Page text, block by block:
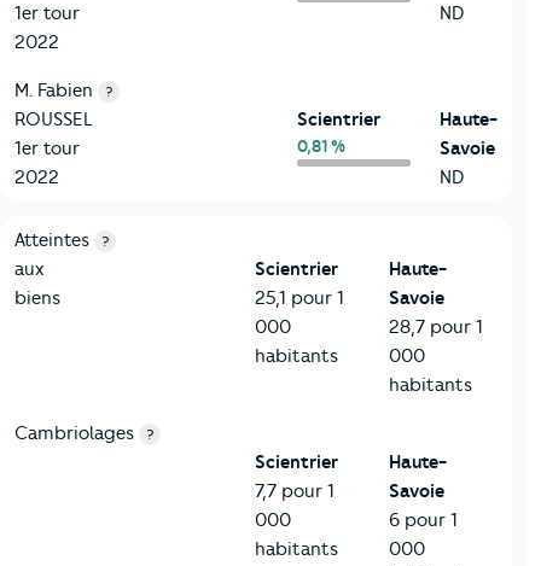
1er tour
2022
ND
M. Fabien
ROUSSEL
1er tour
2022
?
Scientrier
0,81 %
Haute-
Savoie
ND
7-Sécurité
Critères
Atteintes
aux
biens
?
Scientrier
25,1 pour 1
000
habitants
Haute-
Savoie
28,7 pour 1
000
habitants
Cambriolages ?
Scientrier
7,7 pour 1
000
habitants
Haute-
Savoie
6 pour 1
000